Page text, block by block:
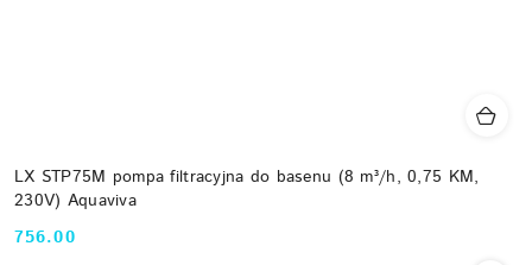
LX STP75M pompa filtracyjna do basenu (8 m³/h, 0,75 KM,
230V) Aquaviva
Cena:
756.00